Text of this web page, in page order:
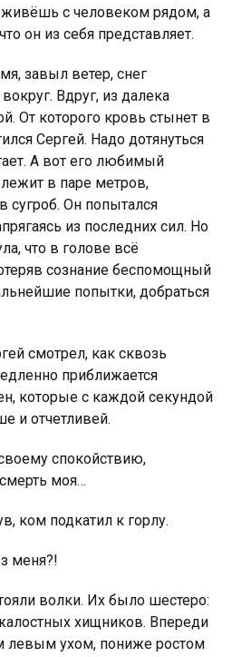
живёшь с человеком рядом, а
он из себя представляет.
завыл ветер, снег
Вдруг, из далека
От которого крoвь стынет в
Сергей. Надо дотянуться
А вот его любимый
в паре метров,
сугроб. Он попытался
из последних сил. Но
что в голове всё
сознание беспомощный
попытки, добраться
смотрел, как сквозь
приближается
которые с каждой секундой
и отчетливей.
спокойствию,
моя…
ком подкатил к горлу.
меня?!
волки. Их было шестеро:
хищников. Впереди
левым ухом, пониже ростом